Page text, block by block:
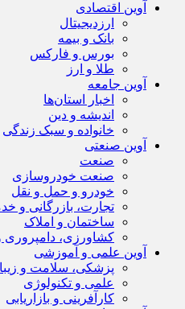
آوین اقتصادی
ارزدیجیتال
بانک و بیمه
بورس و فارکس
طلا و ارز
آوین جامعه
اخبار استان‌ها
اندیشه و دین
خانواده و سبک زندگی
آوین صنعتی
صنعت
صنعت خودروسازی
خودرو و حمل و نقل
تجارت، بازرگانی و
ساختمان و املاک
کشاورزی، دامپروری
آوین علمی و آموزشی
پزشکی، سلامت و
علمی و تکنولوژی
کارآفرینی و بازاریابی